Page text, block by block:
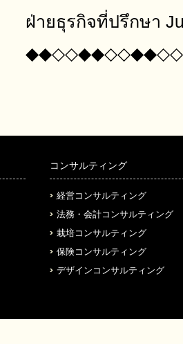
ฝ่ายธุรกิจที่ปรึกษา
コンサルティング
経営コンサルティング
法務・会計コンサルティング
栽培コンサルティング
保険コンサルティング
デザインコンサルティング